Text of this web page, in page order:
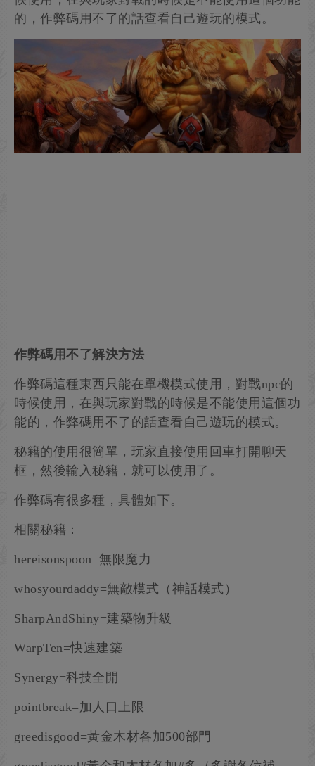
的，作弊碼用不了的話查看自己遊玩的模式。
作弊碼用不了解決方法
作弊碼這種東西只能在單機模式使用，對戰npc的
時候使用，在與玩家對戰的時候是不能使用這個功
能的，作弊碼用不了的話查看自己遊玩的模式。
秘籍的使用很簡單，玩家直接使用回車打開聊天
框，然後輸入秘籍，就可以使用了。
作弊碼有很多種，具體如下。
相關秘籍：
hereisonspoon=無限魔力
whosyourdaddy=無敵模式（神話模式）
SharpAndShiny=建築物升級
WarpTen=快速建築
Synergy=科技全開
pointbreak=加人口上限
greedisgood=黃金木材各加500部門